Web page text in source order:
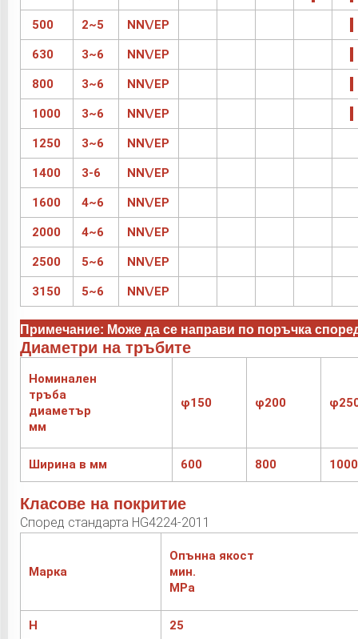
500 2~5 NN\/EP
630 3~6 NN\/EP
800 3~6 NN\/EP
1000 3~6 NN\/EP
1250 3~6 NN\/EP
1400 3-6 NN\/EP
1600 4~6 NN\/EP
2000 4~6 NN\/EP
2500 5~6 NN\/EP
3150 5~6 NN\/EP
Примечание: Може да се направи по поръчка
Диаметри на тръбите
Номинален
тръба
диаметър
мм
φ150 φ200
Ширина в мм 600 800 1000
Класове на покритие
Според стандарта HG4224-2011
Марка
Опънна якост
мин.
MPa
H 25